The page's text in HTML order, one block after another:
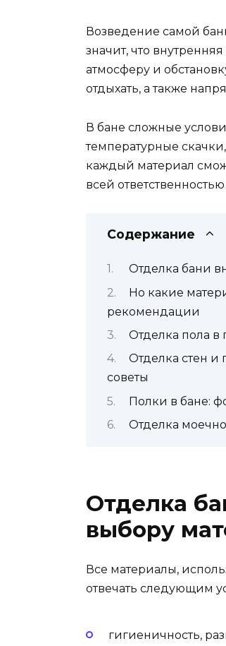
Возведение самой
значит, что
атмосферу и
отдыхать, а также
В бане сложные
температурные
каждый материал
всей
Содержание
Отделка бани
Но какие
рекомендации
Отделка пола
Отделка стен и
советы
Полки в бане:
Отделка
Отделка
выбору
Все материалы,
отвечать следующим
гигиеничность,